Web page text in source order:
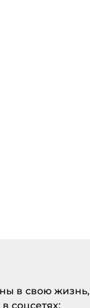
в свою жизнь,
соцсетях: